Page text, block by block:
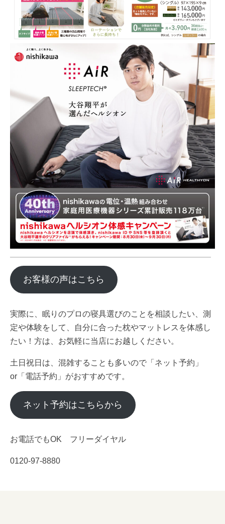
お客様の声はこちら
実際に、眠りのプロの寝具選びのことを相談したい、測
定や体験をして、自分に合った枕やマットレスを体感し
たい！方は、お気軽に当店にお越しください。
土日祝日は、混雑することも多いので「ネット予約」
or「電話予約」がおすすめです。
ネット予約はこちらから
お電話でもOK フリーダイヤル
0120-97-8880